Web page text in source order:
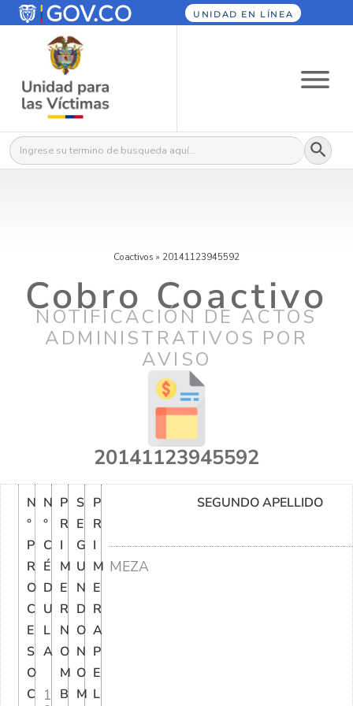
UNIDAD EN LÍNEA
Buscar: Botón
Coactivos » 20141123945592
Cobro Coactivo
NOTIFICACIÓN DE ACTOS
ADMINISTRATIVOS POR
AVISO
20141123945592
N
°
P
R
O
C
E
S
O
C
N
°
C
É
D
U
L
A
1
P
R
I
M
E
R
N
O
M
B
S
E
G
U
N
D
O
N
O
M
P
R
I
M
E
R
A
P
E
L
SEGUNDO APELLIDO
MEZA